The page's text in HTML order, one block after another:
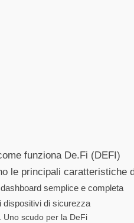
funziona De.Fi (DEFI)
le principali caratteristiche
semplice e completa
dispositivi di sicurezza
Uno scudo per la DeFi